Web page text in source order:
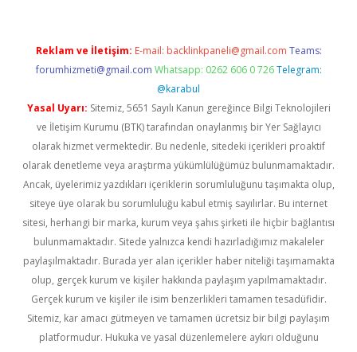
Reklam ve İletişim: E-mail: backlinkpaneli@gmail.com Teams:
forumhizmeti@gmail.com Whatsapp: 0262 606 0 726 Telegram:
@karabul
Yasal Uyarı: Sitemiz, 5651 Sayılı Kanun gereğince Bilgi Teknolojileri
ve İletişim Kurumu (BTK) tarafından onaylanmış bir Yer Sağlayıcı
olarak hizmet vermektedir. Bu nedenle, sitedeki içerikleri proaktif
olarak denetleme veya araştırma yükümlülüğümüz bulunmamaktadır.
Ancak, üyelerimiz yazdıkları içeriklerin sorumluluğunu taşımakta olup,
siteye üye olarak bu sorumluluğu kabul etmiş sayılırlar. Bu internet
sitesi, herhangi bir marka, kurum veya şahıs şirketi ile hiçbir bağlantısı
bulunmamaktadır. Sitede yalnızca kendi hazırladığımız makaleler
paylaşılmaktadır. Burada yer alan içerikler haber niteliği taşımamakta
olup, gerçek kurum ve kişiler hakkında paylaşım yapılmamaktadır.
Gerçek kurum ve kişiler ile isim benzerlikleri tamamen tesadüfidir.
Sitemiz, kar amacı gütmeyen ve tamamen ücretsiz bir bilgi paylaşım
platformudur. Hukuka ve yasal düzenlemelere aykırı olduğunu